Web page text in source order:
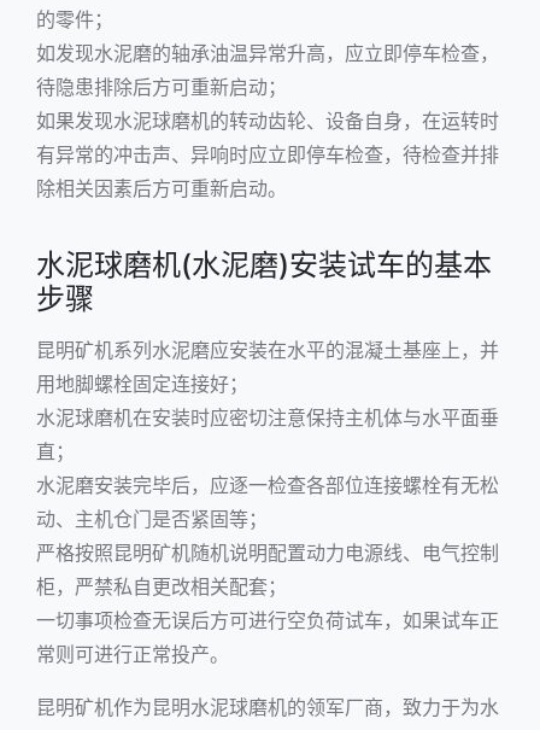
的零件；
如发现水泥磨的轴承油温异常升高，应立即停车检查，
待隐患排除后方可重新启动；
如果发现水泥球磨机的转动齿轮、设备自身，在运转时
有异常的冲击声、异响时应立即停车检查，待检查并排
除相关因素后方可重新启动。
水泥球磨机(水泥磨)安装试车的基本
步骤
昆明矿机系列水泥磨应安装在水平的混凝土基座上，并
用地脚螺栓固定连接好；
水泥球磨机在安装时应密切注意保持主机体与水平面垂
直；
水泥磨安装完毕后，应逐一检查各部位连接螺栓有无松
动、主机仓门是否紧固等；
严格按照昆明矿机随机说明配置动力电源线、电气控制
柜，严禁私自更改相关配套；
一切事项检查无误后方可进行空负荷试车，如果试车正
常则可进行正常投产。
昆明矿机作为昆明水泥球磨机的领军厂商，致力于为水